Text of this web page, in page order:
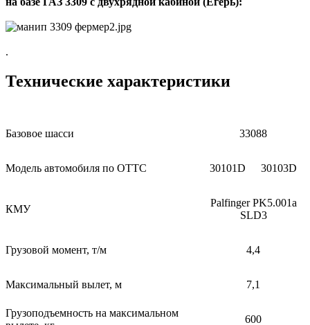
.
Технические характеристики
Базовое шасси 33088
Модель автомобиля по ОТТС 30101D 30103D
КМУ
Palfinger PK5.001a
SLD3
Грузовой момент, т/м 4,4
Максимальный вылет, м 7,1
Грузоподъемность на максимальном
600